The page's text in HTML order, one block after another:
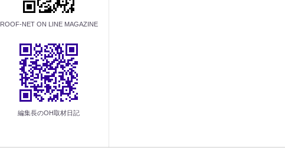
ROOF-NET ON LINE MAGAZINE
編集長のOH取材日記